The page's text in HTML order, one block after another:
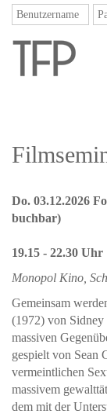
Do. 03.12.2026
buchbar)
19.15 - 22.30 Uhr
Monopol Kino,
Gemeinsam
(1972) von Sidney
massiven
gespielt von Sean
vermeintlichen
massivem
dem mit der